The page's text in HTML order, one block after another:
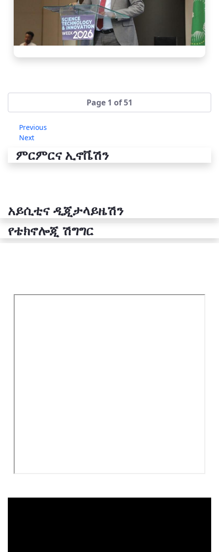
Page 1 of 51
Previous
Next
ምርምርና ኢኖቬሽን
አይሲቲና ዲጂታላይዜሽን
የቴክኖሎጂ ሽግግር